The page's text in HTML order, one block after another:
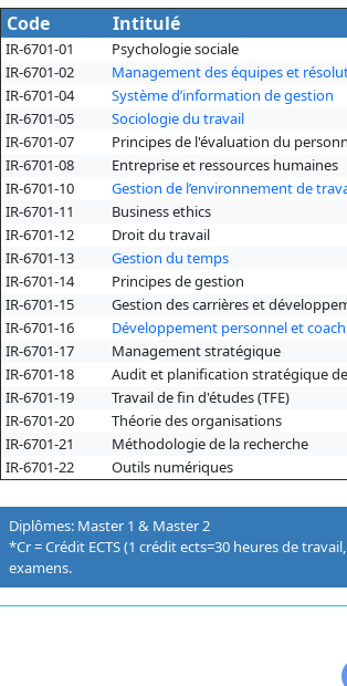
Code Intitulé
IR-6701-01 Psychologie sociale
IR-6701-02
Management des équipes et
IR-6701-04
Système d’information de gestion
IR-6701-05
Sociologie du travail
IR-6701-07
Principes de l'évaluation du
IR-6701-08
Entreprise et ressources humaines
IR-6701-10
Gestion de l’environnement de
IR-6701-11
Business ethics
IR-6701-12
Droit du travail
IR-6701-13
Gestion du temps
IR-6701-14
Principes de gestion
IR-6701-15
Gestion des carrières et
IR-6701-16
Développement personnel et
IR-6701-17
Management stratégique
IR-6701-18
Audit et planification stratégique
IR-6701-19
Travail de fin d'études (TFE)
IR-6701-20
Théorie des organisations
IR-6701-21
Méthodologie de la recherche
IR-6701-22
Outils numériques
Diplômes: Master 1 & Master 2
*Cr = Crédit ECTS (1 crédit ects=30 heures de
examens.